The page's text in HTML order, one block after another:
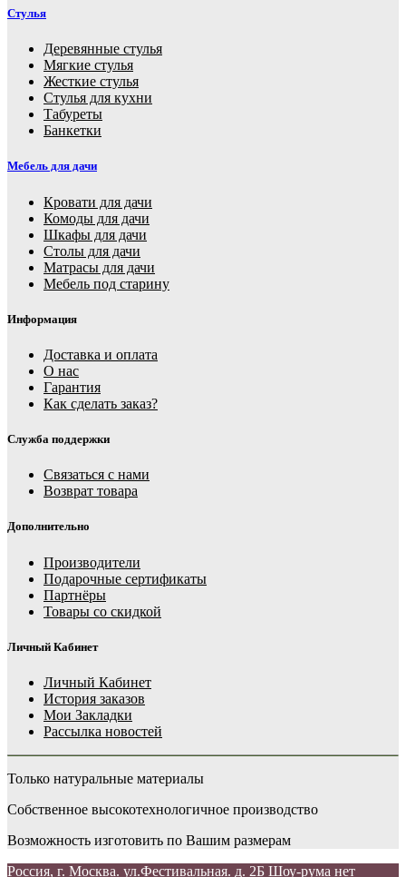
Стулья
Деревянные стулья
Мягкие стулья
Жесткие стулья
Стулья для кухни
Табуреты
Банкетки
Мебель для дачи
Кровати для дачи
Комоды для дачи
Шкафы для дачи
Столы для дачи
Матрасы для дачи
Мебель под старину
Информация
Доставка и оплата
О нас
Гарантия
Как сделать заказ?
Служба поддержки
Связаться с нами
Возврат товара
Дополнительно
Производители
Подарочные сертификаты
Партнёры
Товары со скидкой
Личный Кабинет
Личный Кабинет
История заказов
Мои Закладки
Рассылка новостей
Только натуральные материалы
Собственное высокотехнологичное производство
Возможность изготовить по Вашим размерам
Россия, г. Москва. ул.Фестивальная. д. 2Б Шоу-рума нет